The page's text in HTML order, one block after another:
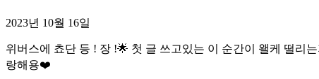
2023년 10월 16일
위버스에 쵸단 등 ! 장 !🌟 첫 글 쓰고있는 이 순간이 왤케 떨리
랑해용❤️